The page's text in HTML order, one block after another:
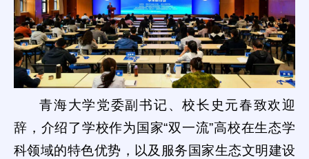
青海大学党委副书记、校长史元春致欢迎
辞，介绍了学校作为国家“双一流”高校在生态学
科领域的特色优势，以及服务国家生态文明建设